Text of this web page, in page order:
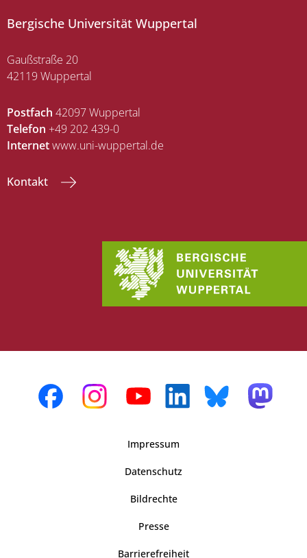
Bergische Universität Wuppertal
Gaußstraße 20
42119 Wuppertal
Postfach 42097 Wuppertal
Telefon +49 202 439-0
Internetwww.uni-wuppertal.de
Kontakt
Impressum
Datenschutz
Bildrechte
Presse
Barrierefreiheit